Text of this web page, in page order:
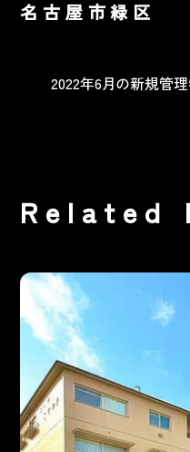
名古屋市緑区
2022年6月の新規管
Related